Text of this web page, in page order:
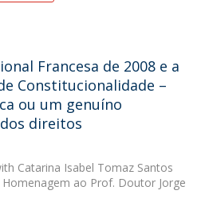
Francesa de 2008 e a
Constitucionalidade –
ou um genuíno
direitos
Catarina Isabel Tomaz Santos
ao Prof. Doutor Jorge